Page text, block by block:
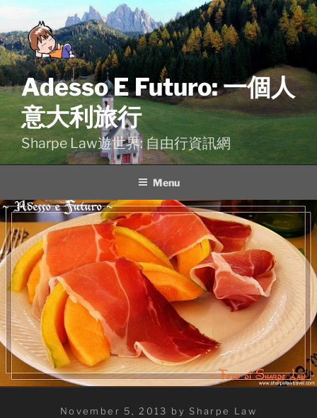
Skip
content
Adesso E Futuro: 一個人
意大利旅行
Sharpe Law遊世界: 自由行資訊網
Menu
Posted
November 5, 2013 by Sharpe Law